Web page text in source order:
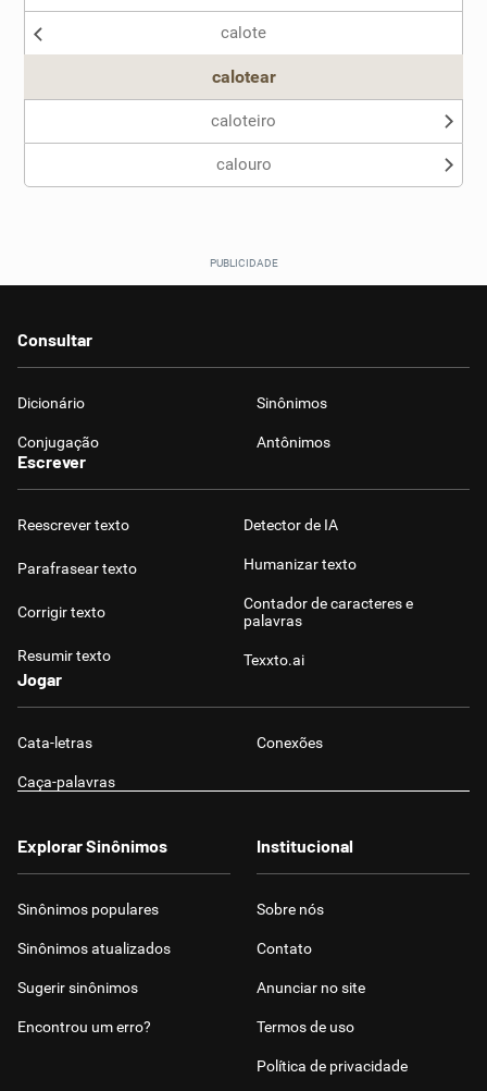
Dicionário
calote
calotear
caloteiro
calouro
Consultar
Dicionário Sinônimos
Conjugação Antônimos
Escrever
Reescrever texto
Parafrasear texto
Corrigir texto
Resumir texto
Detector de IA
Humanizar texto
Contador de caracteres e
palavras
Texxto.ai
Jogar
Cata-letras Conexões
Caça-palavras
Explorar Sinônimos
Sinônimos populares
Sinônimos atualizados
Sugerir sinônimos
Encontrou um erro?
Institucional
Sobre nós
Contato
Anunciar no site
Termos de uso
Política de privacidade